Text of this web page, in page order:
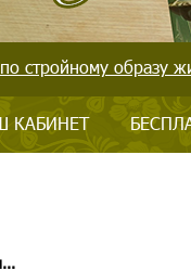
стройному образу
КАБИНЕТ